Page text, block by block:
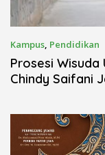
Kampus Pendidikan
Prosesi Wisuda
Chindy Saifani